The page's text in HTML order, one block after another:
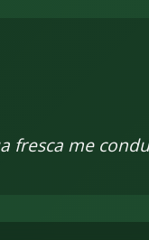
fresca me